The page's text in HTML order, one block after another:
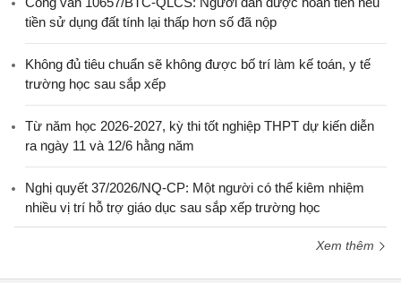
tiền sử dụng đất tính lại thấp hơn số đã nộp
Không đủ tiêu chuẩn sẽ không được bố trí làm kế toán, y tế
trường học sau sắp xếp
Từ năm học 2026-2027, kỳ thi tốt nghiệp THPT dự kiến diễn
ra ngày 11 và 12/6 hằng năm
Nghị quyết 37/2026/NQ-CP: Một người có thể kiêm nhiệm
nhiều vị trí hỗ trợ giáo dục sau sắp xếp trường học
Xem thêm